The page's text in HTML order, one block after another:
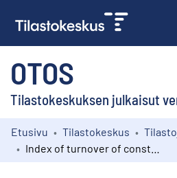
OTOS
Tilastokeskuksen julkaisut
Kokoelmat
Etusivu Tilastokeskus